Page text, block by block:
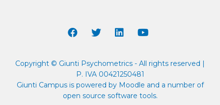
Copyright © Giunti Psychometrics - All rights reserved |
P. IVA 00421250481
Giunti Campus is powered by Moodle and a number of
open source software tools.